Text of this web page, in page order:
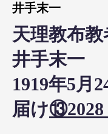
井手末一
天理教布教
井手末一
1919年5月
届け⑬2028